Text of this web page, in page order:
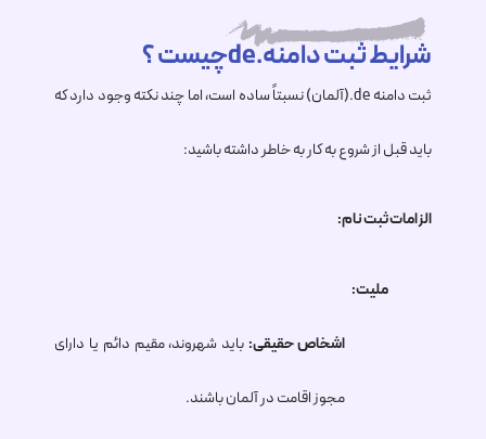
شرایط ثبت دامنه.deچیست ؟
ثبت دامنه.de(آلمان) نسبتاً ساده است، اما چند نکته وجود دارد که
باید قبل از شروع به کار به خاطر داشته باشید:
الزامات ثبت نام:
ملیت:
اشخاص حقیقی: باید شهروند، مقیم دائم یا دارای
مجوز اقامت در آلمان باشند.